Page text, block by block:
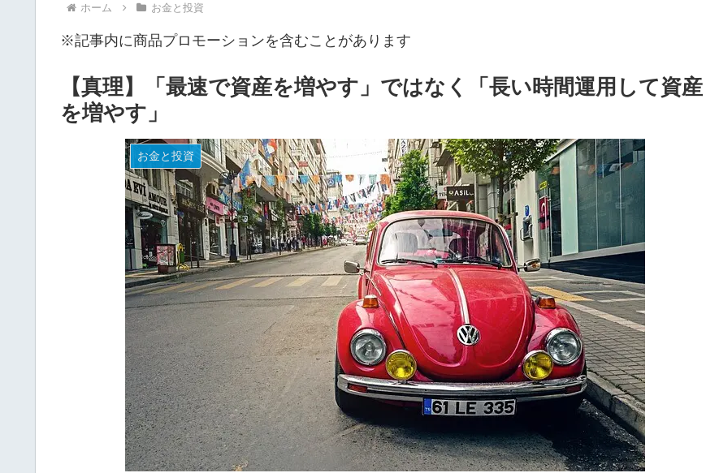
ホーム お金と投資
※記事内に商品プロモーションを含むことがあります
【真理】「最速で資産を増やす」ではなく「長い時間運用して資産
を増やす」
お金と投資